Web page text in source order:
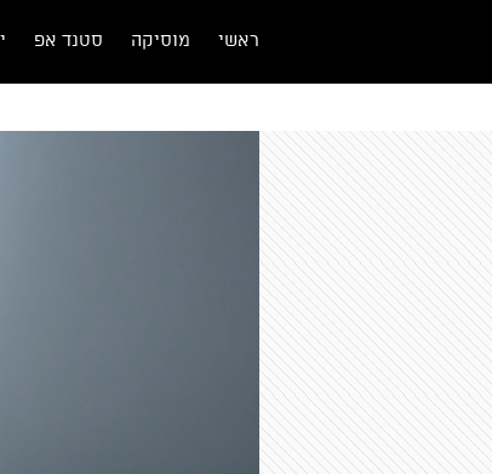
ראשי מוסיקה סטנד אפ